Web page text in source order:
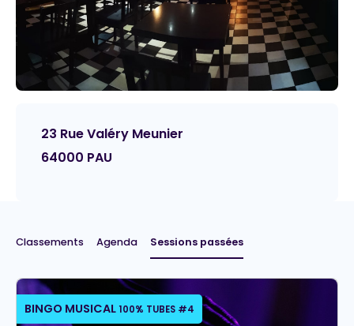
23 Rue Valéry Meunier
64000 PAU
Classements Agenda Sessions passées
BINGO MUSICAL100% TUBES #4